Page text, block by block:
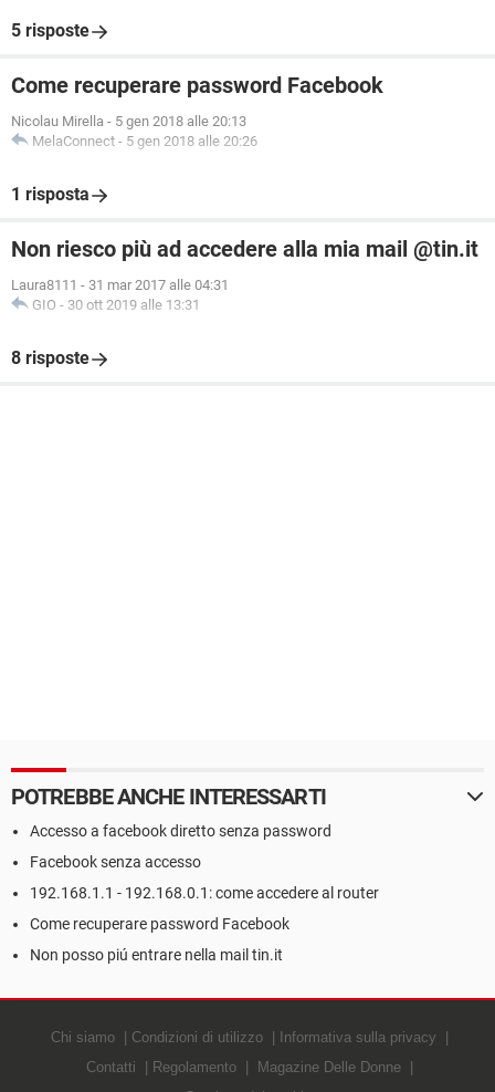
5 risposte
Come recuperare password Facebook
Nicolau Mirella - 5 gen 2018 alle 20:13
MelaConnect - 5 gen 2018 alle 20:26
1 risposta
Non riesco più ad accedere alla mia mail @tin.it
Laura8111 - 31 mar 2017 alle 04:31
GIO - 30 ott 2019 alle 13:31
8 risposte
POTREBBE ANCHE INTERESSARTI
Accesso a facebook diretto senza password
Facebook senza accesso
192.168.1.1 - 192.168.0.1: come accedere al router
Come recuperare password Facebook
Non posso piú entrare nella mail tin.it
Chi siamo Condizioni di utilizzo
Informativa sulla privacy
Contatti
Regolamento
Magazine Delle Donne